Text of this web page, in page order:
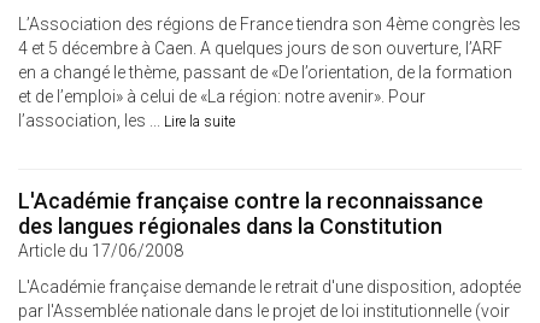
L’Association des régions de France tiendra son 4ème congrès les
4 et 5 décembre à Caen. A quelques jours de son ouverture, l’ARF
en a changé le thème, passant de «De l’orientation, de la formation
et de l’emploi» à celui de «La région: notre avenir». Pour
l’association, les ... Lire la suite
L'Académie française contre la reconnaissance
des langues régionales dans la Constitution
Article du 17/06/2008
L'Académie française demande le retrait d'une disposition, adoptée
par l'Assemblée nationale dans le projet de loi institutionnelle (voir